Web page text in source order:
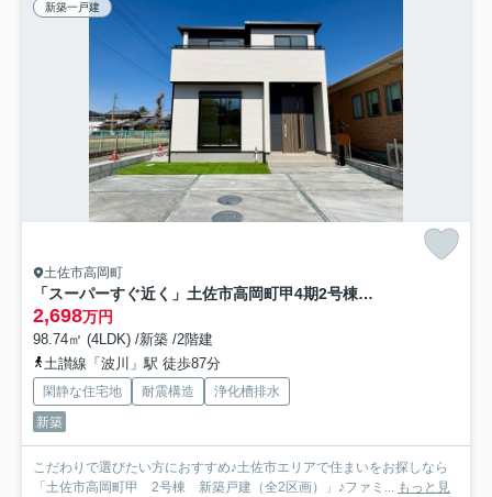
新築一戸建
土佐市高岡町
「スーパーすぐ近く」土佐市高岡町甲4期2号棟 新築一戸建て
2,698万円
98.74㎡ (4LDK) /新築 /2階建
土讃線「波川」駅 徒歩87分
閑静な住宅地 耐震構造
浄化槽排水
新築
こだわりで選びたい方におすすめ♪土佐市エリアで住まいをお探しなら
「土佐市高岡町甲 2号棟 新築戸建（全2区画）」♪ファミ... もっと見